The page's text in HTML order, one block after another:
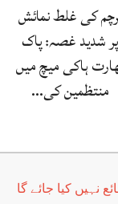
کی غلط نمائش
پر شدید غصہ: پاک
ہاکی میچ میں
منتظمین کی…
نہیں کیا جائے گا